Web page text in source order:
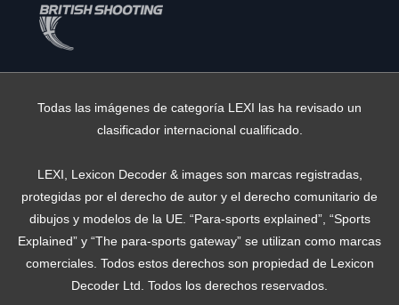
Todas las imágenes de categoría LEXI las ha revisado un
clasificador internacional cualificado.
LEXI, Lexicon Decoder & images son marcas registradas,
protegidas por el derecho de autor y el derecho comunitario de
dibujos y modelos de la UE. “Para-sports explained”, “Sports
Explained” y “The para-sports gateway” se utilizan como marcas
comerciales. Todos estos derechos son propiedad de Lexicon
Decoder Ltd. Todos los derechos reservados.